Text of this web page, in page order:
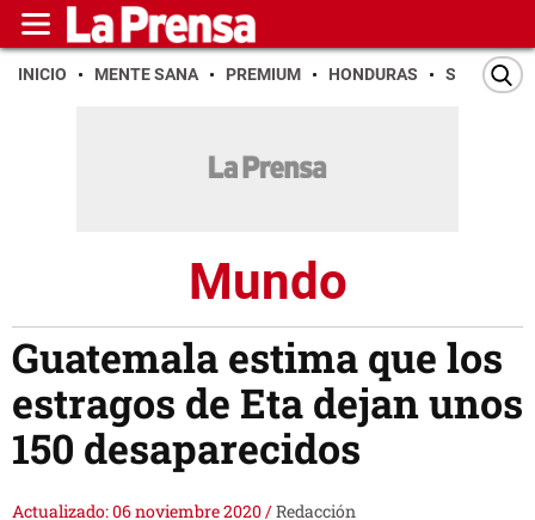
INICIO MENTE SANA PREMIUM HONDURAS SAN PEDRO
Mundo
Guatemala estima que los
estragos de Eta dejan unos
150 desaparecidos
Actualizado: 06 noviembre 2020/Redacción